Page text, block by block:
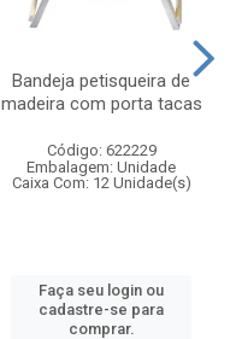
Bandeja petisqueira de
madeira com porta tacas
Código: 622229
Embalagem: Unidade
Caixa Com: 12 Unidade(s)
Faça seu login ou
cadastre-se para
comprar.